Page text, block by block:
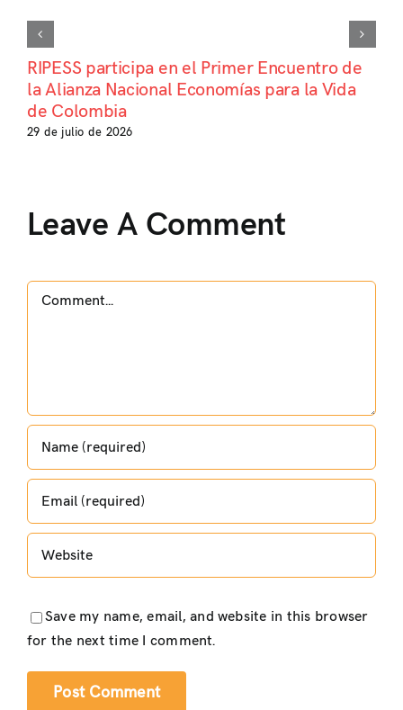
RIPESS participa en el Primer Encuentro de
la Alianza Nacional Economías para la Vida
de Colombia
29 de julio de 2026
Leave A Comment
Comment
Save my name, email, and website in this browser
for the next time I comment.